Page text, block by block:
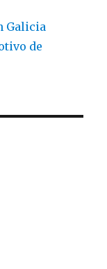
Galicia
de